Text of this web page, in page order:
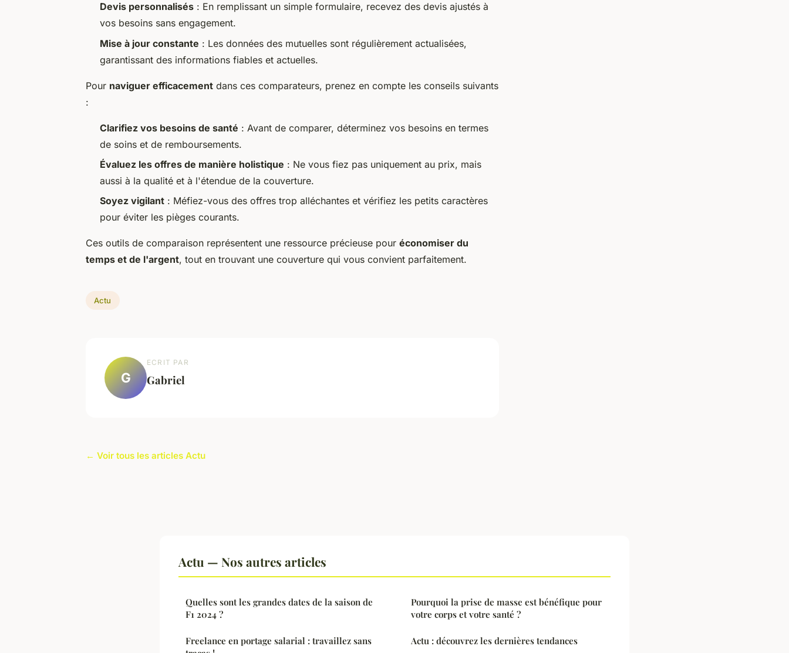
Devis personnalisés : En remplissant un simple formulaire, recevez des devis ajustés à
vos besoins sans engagement.
Mise à jour constante : Les données des mutuelles sont régulièrement actualisées,
garantissant des informations fiables et actuelles.
Pour naviguer efficacement dans ces comparateurs, prenez en compte les conseils suivants
:
Clarifiez vos besoins de santé : Avant de comparer, déterminez vos besoins en termes
de soins et de remboursements.
Évaluez les offres de manière holistique : Ne vous fiez pas uniquement au prix, mais
aussi à la qualité et à l'étendue de la couverture.
Soyez vigilant : Méfiez-vous des offres trop alléchantes et vérifiez les petits caractères
pour éviter les pièges courants.
Ces outils de comparaison représentent une ressource précieuse pour économiser du
temps et de l'argent, tout en trouvant une couverture qui vous convient parfaitement.
Actu
G
ECRIT PAR
Gabriel
← Voir tous les articles Actu
Actu — Nos autres articles
Quelles sont les grandes dates de la saison de
F1 2024 ?
Freelance en portage salarial : travaillez sans
Pourquoi la prise de masse est bénéfique pour
votre corps et votre santé ?
Actu : découvrez les dernières tendances